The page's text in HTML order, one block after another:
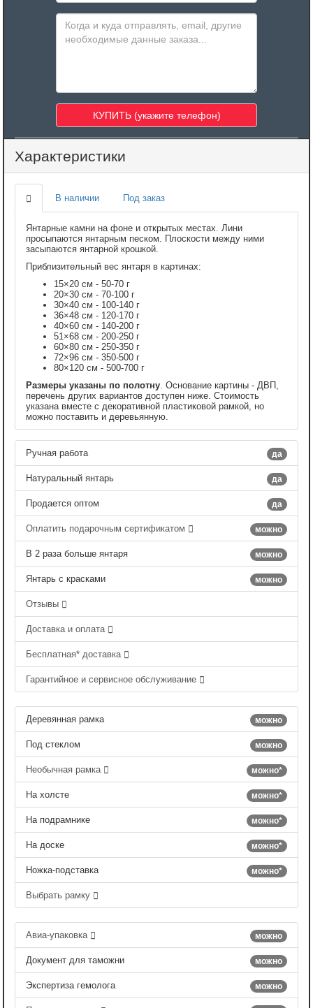
Характеристики
В наличии Под заказ
Янтарные камни на фоне и открытых местах. Лини
просыпаются янтарным песком. Плоскости между ними
засыпаются янтарной крошкой.
Приблизительный вес янтаря в картинах:
15×20 см - 50-70 г
20×30 см - 70-100 г
30×40 см - 100-140 г
36×48 см - 120-170 г
40×60 см - 140-200 г
51×68 см - 200-250 г
60×80 см - 250-350 г
72×96 см - 350-500 г
80×120 см - 500-700 г
Размеры указаны по полотну . Основание картины - ДВП,
перечень других вариантов доступен ниже. Стоимость
указана вместе с декоративной пластиковой рамкой, но
можно поставить и деревьянную.
да
Ручная работа
да
Натуральный янтарь
да
Продается оптом
можно
Оплатить подарочным сертификатом
можно
В 2 раза больше янтаря
можно
Янтарь с красками
Отзывы
Доставка и оплата
Бесплатная* доставка
Гарантийное и сервисное обслуживание
можно
Деревянная рамка
можно
Под стеклом
можно*
Необычная рамка
можно*
На холсте
можно*
На подрамнике
можно*
На доске
можно*
Ножка-подставка
Выбрать рамку
можно
Авиа-упаковка
можно
Документ для таможни
можно
Экспертиза гемолога